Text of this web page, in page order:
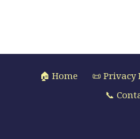
🏠 Home 📜 Privacy
📞